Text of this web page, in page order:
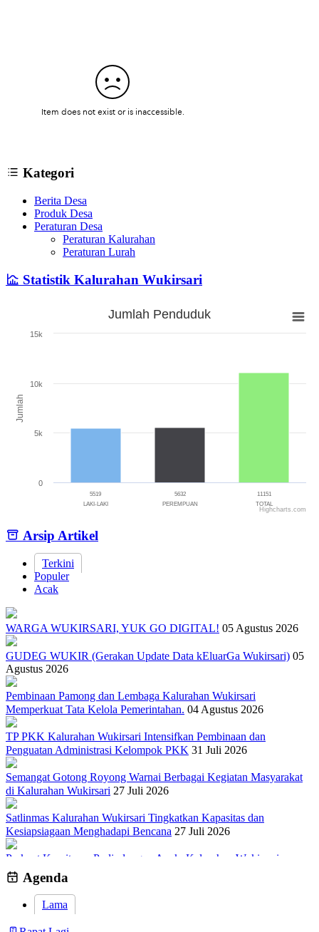
Kategori
Berita Desa
Produk Desa
Peraturan Desa
Peraturan Kalurahan
Peraturan Lurah
Statistik Kalurahan Wukirsari
The chart has 1 Y axis displaying Jumlah. Range: 0 to 15000.
Jumlah
Jumlah Penduduk
5519
LAKI-LAKI
5632
PEREMPUAN
11151
TOTAL
0
5k
10k
15k
Highcharts.com
Arsip Artikel
Terkini
Populer
Acak
WARGA WUKIRSARI, YUK GO DIGITAL! 05 Agustus 2026
GUDEG WUKIR (Gerakan Update Data kEluarGa Wukirsari) 05
Agustus 2026
Pembinaan Pamong dan Lembaga Kalurahan Wukirsari
Memperkuat Tata Kelola Pemerintahan. 04 Agustus 2026
TP PKK Kalurahan Wukirsari Intensifkan Pembinaan dan
Penguatan Administrasi Kelompok PKK 31 Juli 2026
Semangat Gotong Royong Warnai Berbagai Kegiatan Masyarakat
di Kalurahan Wukirsari 27 Juli 2026
Satlinmas Kalurahan Wukirsari Tingkatkan Kapasitas dan
Kesiapsiagaan Menghadapi Bencana 27 Juli 2026
Perkuat Komitmen Perlindungan Anak, Kalurahan Wukirsari
Menggelar Sosialisasi dan Outbond Desa Ramah Anak
Agenda
Lama